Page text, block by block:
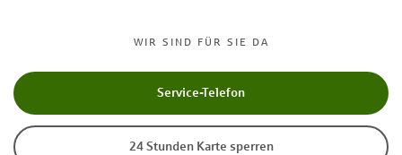
WIR SIND FÜR SIE DA
Service-Telefon
24 Stunden Karte sperren